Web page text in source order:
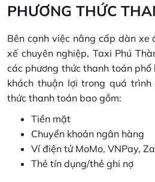
PHƯƠNG THỨC
Bên cạnh việc nâng cấp dàn xe
xế chuyên nghiệp, Taxi Phú
các phương thức thanh toán
khách thuận lợi trong quá trình
thức thanh toán bao gồm:
Tiền mặt
Chuyển khoản ngân hàng
Ví điện tử MoMo, VNPay,
Thẻ tín dụng/thẻ ghi nợ